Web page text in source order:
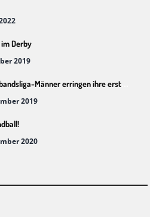
Derby
2019
2019
2020